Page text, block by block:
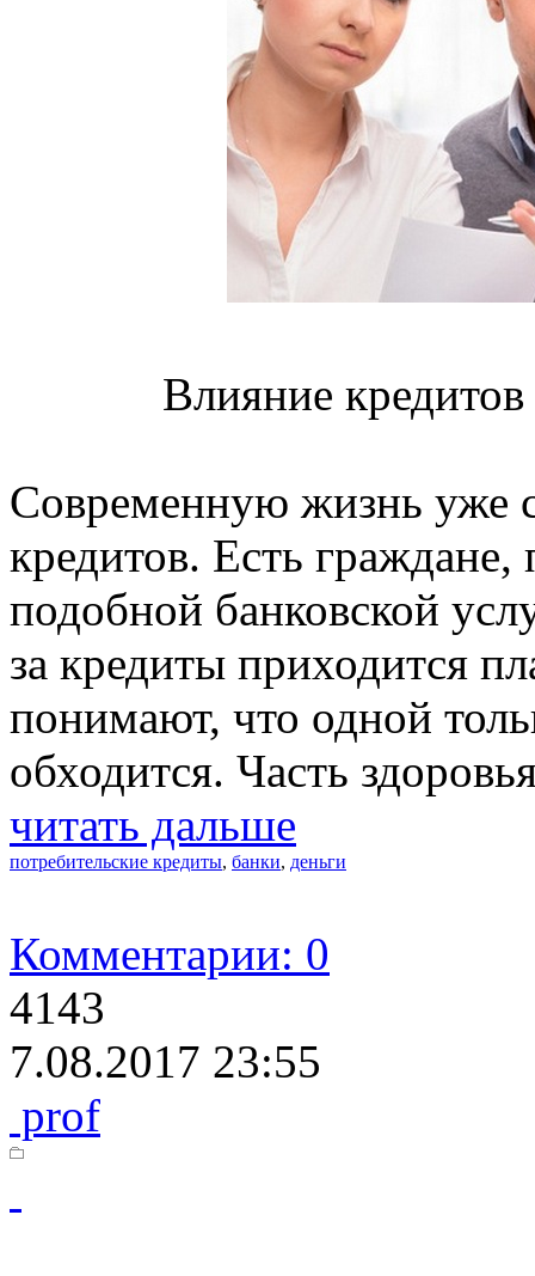
Влияние
Современную жизнь уже
кредитов. Есть
подобной банковской
за кредиты приходится
понимают, что одной
обходится. Часть
читать дальше
потребительские кредиты, банки, деньги
Комментарии: 0
4143
7.08.2017 23:55
prof